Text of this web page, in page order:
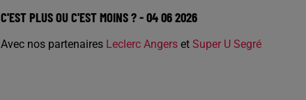
C'EST PLUS OU C'EST MOINS ? - 04 06 2026
Avec nos partenaires Leclerc Angerset Super U Segré